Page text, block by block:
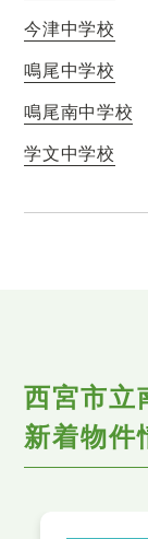
今津中学校
鳴尾中学校
鳴尾南中学校
学文中学校
西宮市立
新着物件